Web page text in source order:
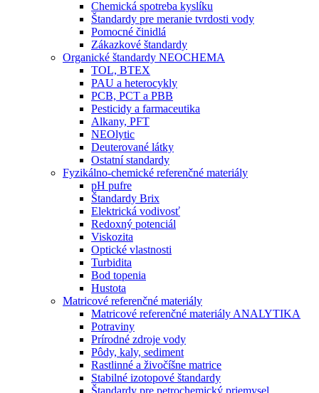
Chemická spotreba kyslíku
Štandardy pre meranie tvrdosti vody
Pomocné činidlá
Zákazkové štandardy
Organické štandardy NEOCHEMA
TOL, BTEX
PAU a heterocykly
PCB, PCT a PBB
Pesticidy a farmaceutika
Alkany, PFT
NEOlytic
Deuterované látky
Ostatní standardy
Fyzikálno-chemické referenčné materiály
pH pufre
Štandardy Brix
Elektrická vodivosť
Redoxný potenciál
Viskozita
Optické vlastnosti
Turbidita
Bod topenia
Hustota
Matricové referenčné materiály
Matricové referenčné materiály ANALYTIKA
Potraviny
Prírodné zdroje vody
Pôdy, kaly, sediment
Rastlinné a živočíšne matrice
Stabilné izotopové štandardy
Štandardy pre petrochemický priemysel